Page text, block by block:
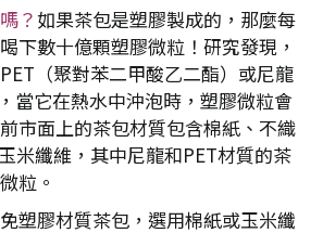
？如果茶包是塑膠製成的，那麼每
下數十億顆塑膠微粒！研究發現，
（聚對苯二甲酸乙二酯）或尼龍
當它在熱水中沖泡時，塑膠微粒會
市面上的茶包材質包含棉紙、不織
米纖維，其中尼龍和PET材質的茶
粒。
塑膠材質茶包，選用棉紙或玉米纖